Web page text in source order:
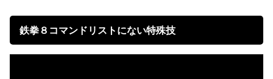
鉄拳８コマンドリストにない特殊技